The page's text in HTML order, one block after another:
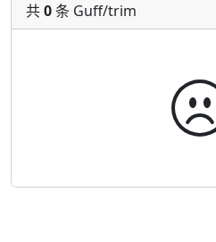
共0条 Guff/trim